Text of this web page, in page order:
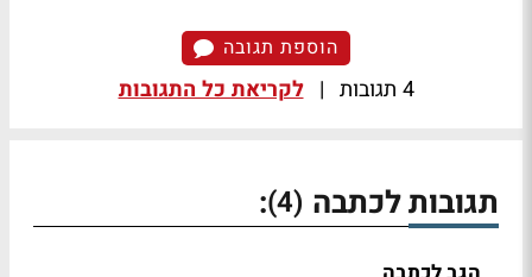
הוספת תגובה
4 תגובות | לקריאת כל התגובות
תגובות לכתבה (4)
: